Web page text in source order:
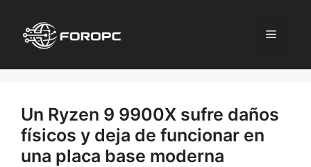
contenido
Menú
Un Ryzen 9 9900X sufre daños
físicos y deja de funcionar en
una placa base moderna